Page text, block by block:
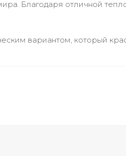
Благодаря отличной
вариантом, который